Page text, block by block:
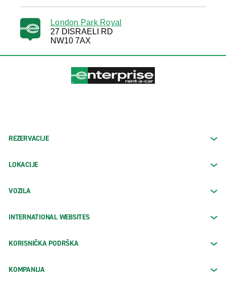
London Park Royal
27 DISRAELI RD
NW10 7AX
REZERVACIJE
LOKACIJE
VOZILA
INTERNATIONAL WEBSITES
KORISNIČKA PODRŠKA
KOMPANIJA